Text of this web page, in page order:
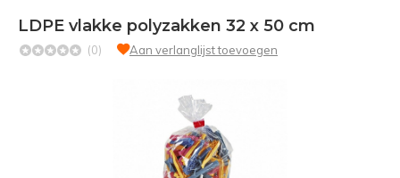
LDPE vlakke polyzakken 32 x 50 cm
(0) Aan verlanglijst toevoegen